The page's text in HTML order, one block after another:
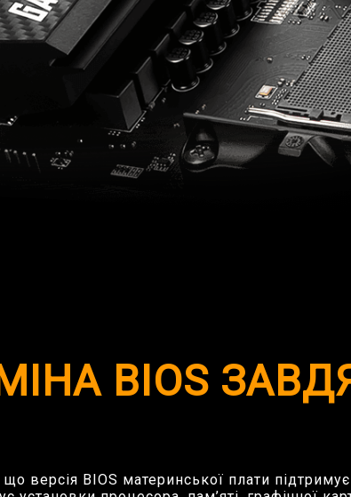
ВIOS
версія BIOS материнської плати